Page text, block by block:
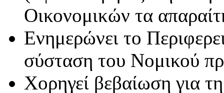
Οικονομικών τα
Ενημερώνει το
σύσταση του Νομικού
Χορηγεί βεβαίωση για